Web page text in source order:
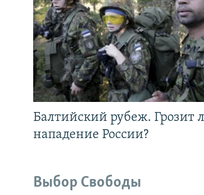
Балтийский рубеж. Грозит
нападение России?
Выбор Свободы